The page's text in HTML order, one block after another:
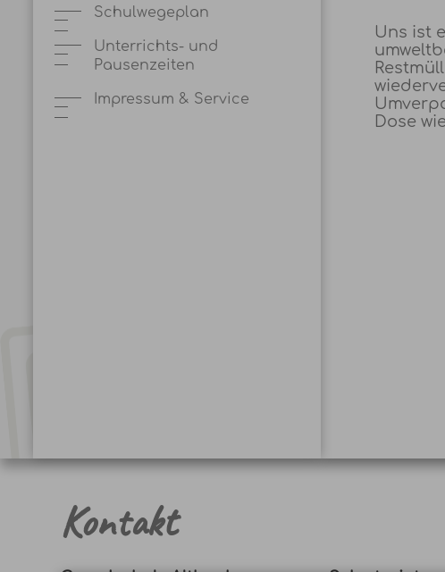
Schulwegeplan
Unterrichts- und
Pausenzeiten
Impressum & Service
Uns ist
Dose
Kontakt